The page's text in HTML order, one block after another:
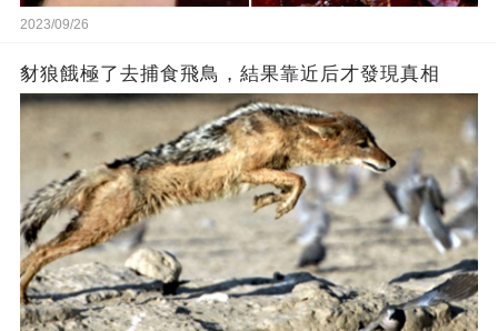
2023/09/26
豺狼餓極了去捕食飛鳥，結果靠近后才發現真相